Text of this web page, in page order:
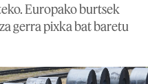
Europako burtsek
gerra pixka bat baretu